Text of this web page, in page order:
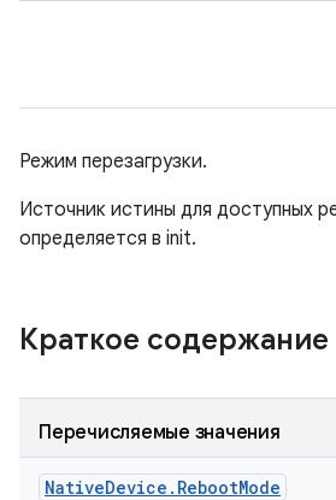
Режим перезагрузки.
Источник истины для доступных
определяется в init.
Краткое содержание
Перечисляемые значения
NativeDevice . RebootMode